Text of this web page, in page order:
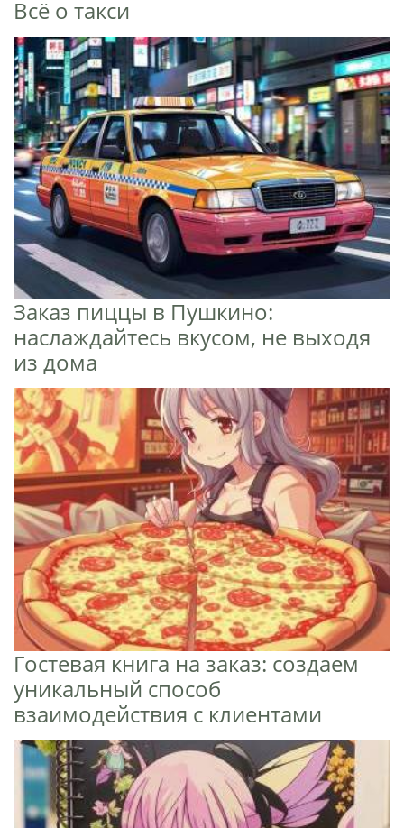
Всё о такси
Заказ пиццы в Пушкино:
наслаждайтесь вкусом, не выходя
из дома
Гостевая книга на заказ: создаем
уникальный способ
взаимодействия с клиентами